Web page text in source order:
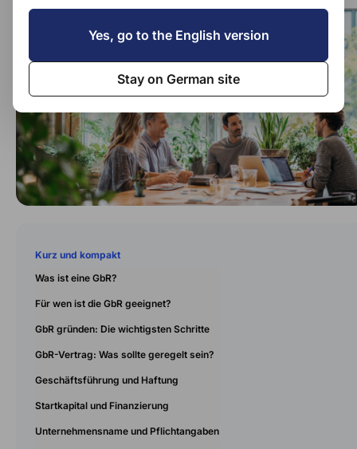
Kurz und kompakt
Was ist eine GbR?
Für wen ist die GbR geeignet?
GbR gründen: Die wichtigsten Schritte
GbR-Vertrag: Was sollte geregelt sein?
Geschäftsführung und Haftung
Startkapital und Finanzierung
Unternehmensname und Pflichtangaben
Yes, go to the English version
Stay on German site